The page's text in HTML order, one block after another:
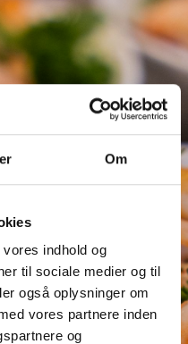
Om
indhold og
til sociale medier og til
også oplysninger om
vores partnere inden
og